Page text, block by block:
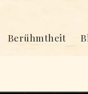
Berühmtheit